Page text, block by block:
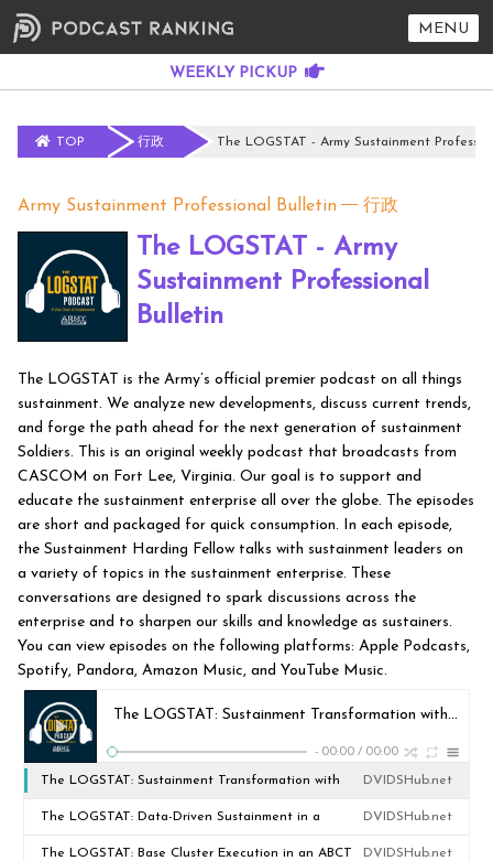
MENU
TOP 行政 The LOGSTAT - Army Sustainment
Army Sustainment Professional Bulletin 行政
The LOGSTAT - Army
Sustainment Professional
Bulletin
The LOGSTAT is the Army’s official premier podcast on all things
sustainment. We analyze new developments, discuss current trends,
and forge the path ahead for the next generation of sustainment
Soldiers. This is an original weekly podcast that broadcasts from
CASCOM on Fort Lee, Virginia. Our goal is to support and
educate the sustainment enterprise all over the globe. The episodes
are short and packaged for quick consumption. In each episode,
the Sustainment Harding Fellow talks with sustainment leaders on
a variety of topics in the sustainment enterprise. These
conversations are designed to spark discussions across the
enterprise and to sharpen our skills and knowledge as sustainers.
You can view episodes on the following platforms: Apple Podcasts,
Spotify, Pandora, Amazon Music, and YouTube Music.
The LOGSTAT: Sustainment Transformation with AMC
- 00:00 / 00:00
The LOGSTAT: Sustainment Transformation with
AMC
DVIDSHub.net
The LOGSTAT: Data-Driven Sustainment in a
Contested Environment
DVIDSHub.net
The LOGSTAT: Base Cluster Execution in an ABCT DVIDSHub.net